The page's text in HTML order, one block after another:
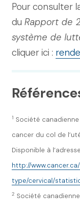
Pour consulter
du Rapport de
système de
cliquer ici :
1 Société
cancer du col de
Disponible à
http://
type/cervical/
2 Société